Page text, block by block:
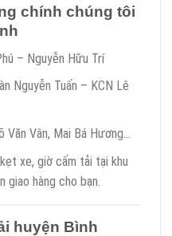
chính chúng tôi
– Nguyễn Hữu Trí
Nguyễn Tuấn – KCN Lê
Văn Vân, Mai Bá Hương…
xe, giờ cấm tải tại khu
hàng cho bạn.
huyện Bình